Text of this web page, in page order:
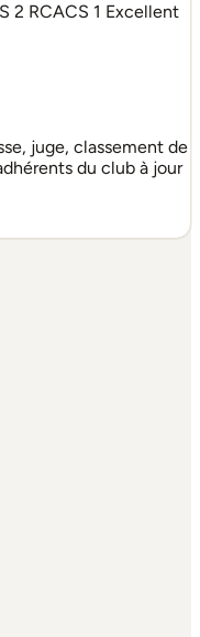
2 RCACS 1 Excellent
juge, classement de
du club à jour